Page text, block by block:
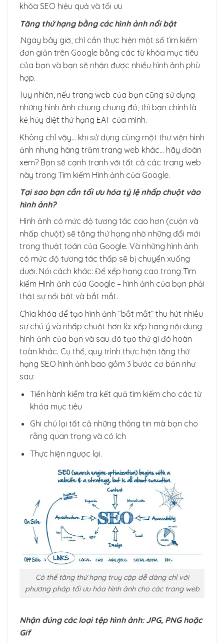
khóa SEO hiệu quả và tối ưu
Tăng thứ hạng bằng các hình ảnh nổi bật
.Ngay bây giờ, chỉ cần thực hiện một số tìm kiếm
đơn giản trên Google bằng các từ khóa mục tiêu
của bạn và bạn sẽ nhận được nhiều hình ảnh phù
hợp.
Tuy nhiên, nếu trang web của bạn cũng sử dụng
những hình ảnh chung chung đó, thì bạn chính là
kẻ hủy diệt thứ hạng EAT của mình.
Không chỉ vậy… khi sử dụng cùng một thư viện hình
ảnh nhưng hàng trăm trang web khác… hãy đoán
xem? Bạn sẽ cạnh tranh với tất cả các trang web
này trong Tìm kiếm Hình ảnh của Google.
Tại sao bạn cần tối ưu hóa tỷ lệ nhấp chuột vào
hình ảnh?
Hình ảnh có mức độ tương tác cao hơn (cuộn và
nhấp chuột) sẽ tăng thứ hạng nhờ những đổi mới
trong thuật toán của Google. Và những hình ảnh
có mức độ tương tác thấp sẽ bị chuyển xuống
dưới. Nói cách khác: Để xếp hạng cao trong Tìm
kiếm Hình ảnh của Google – hình ảnh của bạn phải
thật sự nổi bật và bắt mắt.
Chìa khóa để tạo hình ảnh “bắt mắt” thu hút nhiều
sự chú ý và nhấp chuột hơn là: xếp hạng nội dung
hình ảnh của bạn và sau đó tạo thứ gì đó hoàn
toàn khác. Cụ thể, quy trình thực hiện tăng thứ
hạng SEO hình ảnh bao gồm 3 bước cơ bản như
sau:
Tiến hành kiểm tra kết quả tìm kiếm cho các từ
khóa mục tiêu
Ghi chú lại tất cả những thông tin mà bạn cho
rằng quan trọng và có ích
Thực hiện ngược lại.
Có thể tăng thứ hạng truy cập dễ dàng chỉ với
phương pháp tối ưu hóa hình ảnh cho các trang web
Nhận đúng các loại tệp hình ảnh: JPG, PNG hoặc
Gif